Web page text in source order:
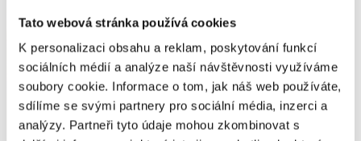
Tato webová stránka používá cookies
K personalizaci obsahu a reklam, poskytování funkcí
sociálních médií a analýze naší návštěvnosti využíváme
soubory cookie. Informace o tom, jak náš web používáte,
sdílíme se svými partnery pro sociální média, inzerci a
analýzy. Partneři tyto údaje mohou zkombinovat s